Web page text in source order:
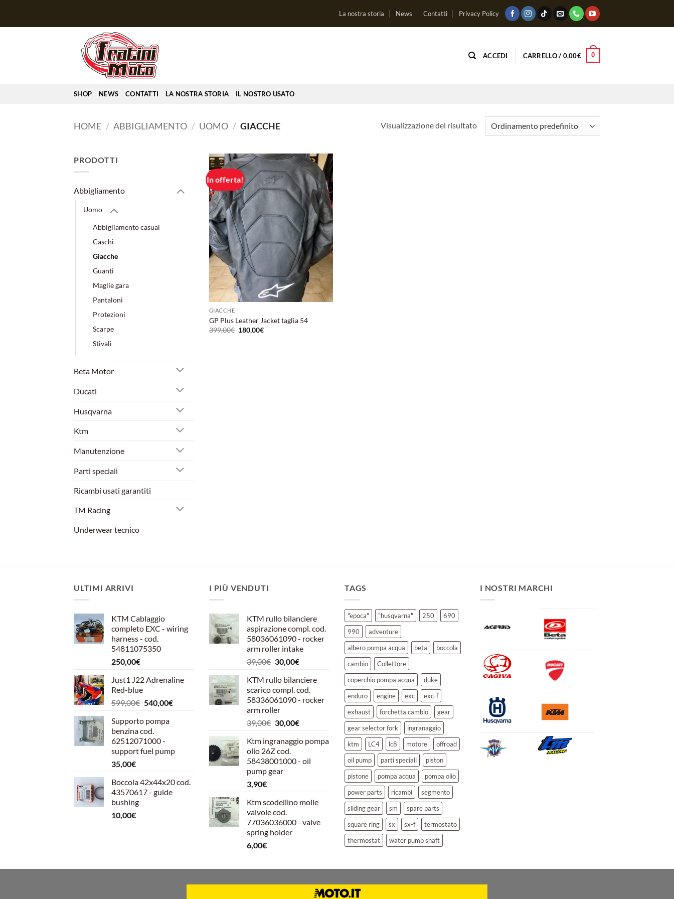
La nostra storia News Contatti Privacy Policy
ACCEDI CARRELLO / 0,00€ 0
SHOP NEWS CONTATTI LA NOSTRA STORIA IL NOSTRO USATO
HOME / ABBIGLIAMENTO / UOMO / GIACCHE Visualizzazione del risultato
PRODOTTI
Abbigliamento
Uomo
Abbigliamento casual
Caschi
Giacche
Guanti
Maglie gara
Pantaloni
Protezioni
Scarpe
Stivali
Beta Motor
Ducati
Husqvarna
Ktm
Manutenzione
Parti speciali
Ricambi usati garantiti
TM Racing
Underwear tecnico
In offerta!
Aggiungi
alla lista
dei
desideri
GIACCHE
GP Plus Leather Jacket taglia 54
399,00€ Il
prezzo
180,00€Il
ULTIMI ARRIVI
KTM Cablaggio
completo EXC - wiring
harness - cod.
54811075350
250,00€
Just1 J22 Adrenaline
Red-blue
599,00€ Il
originale
era:
599,00€.
540,00€Il
Supporto pompa
benzina cod.
62512071000 -
support fuel pump
35,00€
Boccola 42x44x20 cod.
43570617 - guide
bushing
10,00€
I PIÙ VENDUTI
KTM rullo bilanciere
aspirazione compl. cod.
58036061090 - rocker
arm roller intake
39,00€ Il
originale
era:
39,00€.
30,00€Il
attuale
è:
30,00€.
KTM rullo bilanciere
scarico compl. cod.
58336061090 - rocker
arm roller
39,00€ Il
originale
era:
39,00€.
30,00€Il
attuale
30,00€.
Ktm ingranaggio pompa
olio 26Z cod.
58438001000 - oil
pump gear
3,90€
Ktm scodellino molle
valvole cod.
77036036000 - valve
spring holder
6,00€
TAGS
"epoca" "husqvarna" 250
690
990
adventure
albero pompa acqua
beta
boccola
cambio
Collettore
coperchio pompa acqua
duke
enduro
engine exc
exc-f
exhaust
forchetta cambio
gear
gear selector fork
ingranaggio
ktm
LC4 lc8 motore
offroad
oil pump
parti speciali
piston
pistone
pompa acqua
pompa olio
power parts
ricambi
segmento
sliding gear
sm
spare parts
square ring
sx sx-f
termostato
thermostat
water pump shaft
I NOSTRI MARCHI